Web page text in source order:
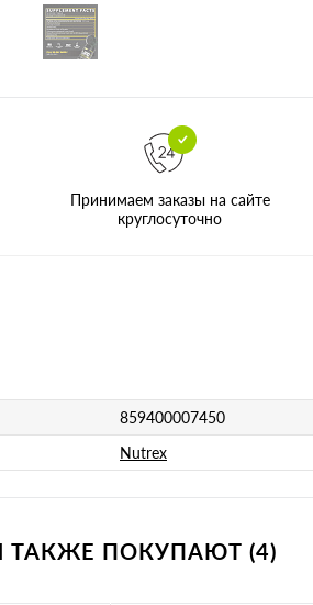
Принимаем заказы на сайте
круглосуточно
859400007450
Nutrex
ПОКУПАЮТ (4)